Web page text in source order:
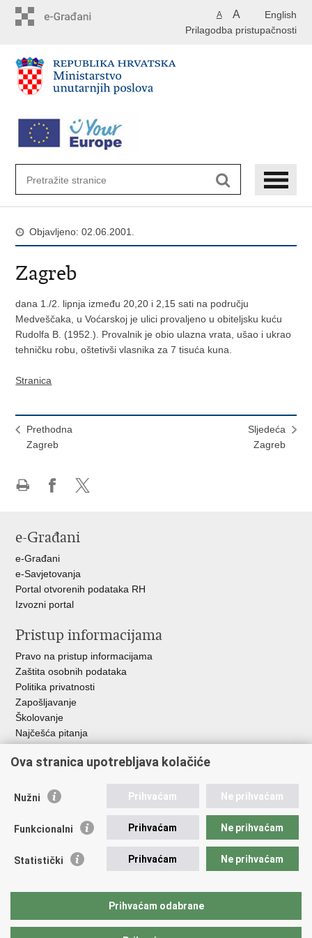
English
A A
Prilagodba pristupačnosti
Objavljeno: 02.06.2001.
Zagreb
dana 1./2. lipnja između 20,20 i 2,15 sati na području
Medveščaka, u Voćarskoj je ulici provaljeno u obiteljsku kuću
Rudolfa B. (1952.). Provalnik je obio ulazna vrata, ušao i ukrao
tehničku robu, oštetivši vlasnika za 7 tisuća kuna.
Stranica
Prethodna
Zagreb
Sljedeća
Zagreb
Facebooku
X-
e-Građani
e-Građani
e-Savjetovanja
Portal otvorenih podataka RH
Izvozni portal
Pristup informacijama
Pravo na pristup informacijama
Zaštita osobnih podataka
Politika privatnosti
Zapošljavanje
Školovanje
Najčešća pitanja
Važne poveznice
EMN Nacionalna kontaktna točka za Republiku Hrvatsku
Policijska akademija
Zaklada policijske solidarnosti
Udruge
Ova stranica upotrebljava kolačiće
Nužni Prihvaćam Ne prihvaćam
Funkcionalni Prihvaćam Ne prihvaćam
Statistički Prihvaćam Ne prihvaćam
Prihvaćam odabrane